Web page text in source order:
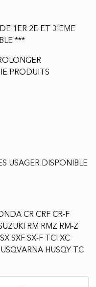
1ER 2E ET 3IEME
***
PRODUITS
USAGER DISPONIBLE
CR CRF CR-F
RM RMZ RM-Z
SXF SX-F TCI XC
HUSQY TC